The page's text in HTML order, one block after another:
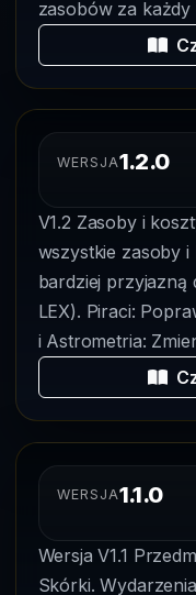
zasobów za każdy
WERSJA1.2.0
V1.2 Zasoby i
wszystkie zasoby
bardziej przyjazną
LEX). Piraci:
i Astrometria:
WERSJA1.1.0
Wersja V1.1
Skórki.